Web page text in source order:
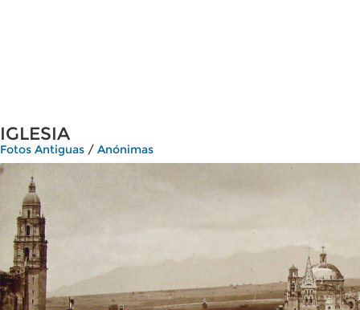
IGLESIA
Fotos Antiguas / Anónimas